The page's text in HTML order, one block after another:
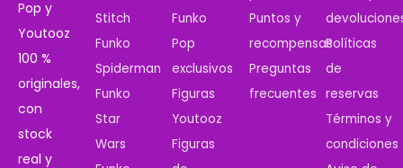
Pop y
Youtooz
100 %
originales,
con
stock
real y
Stitch
Funko
Spiderman
Funko
Star
Wars
Funko
Pop
exclusivos
Figuras
Youtooz
Figuras
Puntos y
recompensas
Preguntas
frecuentes
Políticas
de
reservas
Términos y
condiciones